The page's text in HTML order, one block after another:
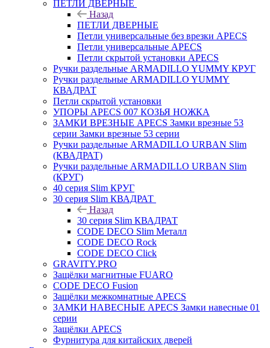
ПЕТЛИ ДВЕРНЫЕ
Назад
ПЕТЛИ ДВЕРНЫЕ
Петли универсальные без врезки APECS
Петли универсальные APECS
Петли скрытой установки APECS
Ручки раздельные ARMADILLO YUMMY КРУГ
Ручки раздельные ARMADILLO YUMMY
КВАДРАТ
Петли скрытой установки
УПОРЫ APECS 007 КОЗЬЯ НОЖКА
ЗАМКИ ВРЕЗНЫЕ APECS Замки врезные 53
серии Замки врезные 53 серии
Ручки раздельные ARMADILLO URBAN Slim
(КВАДРАТ)
Ручки раздельные ARMADILLO URBAN Slim
(КРУГ)
40 серия Slim КРУГ
30 серия Slim КВАДРАТ
Назад
30 серия Slim КВАДРАТ
CODE DECO Slim Металл
CODE DECO Rock
CODE DECO Click
GRAVITY.PRO
Защёлки магнитные FUARO
CODE DECO Fusion
Защёлки межкомнатные APECS
ЗАМКИ НАВЕСНЫЕ APECS Замки навесные 01
серии
Защёлки APECS
Фурнитура для китайских дверей